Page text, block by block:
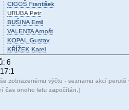
CIGOŠ František
URUBAPetr
BUŠINAEmil
VALENTAArnošt
KOPAL Gustav
KŘÍŽEK Karel
6
zobrazenému výčtu - seznamu akcí
čas onoho letu započítán.)